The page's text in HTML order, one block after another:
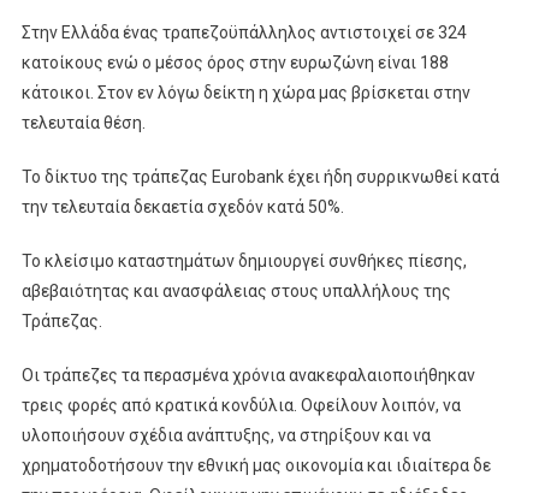
Στην Ελλάδα ένας τραπεζοϋπάλληλος αντιστοιχεί σε 324
κατοίκους ενώ ο μέσος όρος στην ευρωζώνη είναι 188
κάτοικοι. Στον εν λόγω δείκτη η χώρα μας βρίσκεται στην
τελευταία θέση.
Το δίκτυο της τράπεζας Eurobank έχει ήδη συρρικνωθεί κατά
την τελευταία δεκαετία σχεδόν κατά 50%.
Το κλείσιμο καταστημάτων δημιουργεί συνθήκες πίεσης,
αβεβαιότητας και ανασφάλειας στους υπαλλήλους της
Τράπεζας.
Οι τράπεζες τα περασμένα χρόνια ανακεφαλαιοποιήθηκαν
τρεις φορές από κρατικά κονδύλια. Οφείλουν λοιπόν, να
υλοποιήσουν σχέδια ανάπτυξης, να στηρίξουν και να
χρηματοδοτήσουν την εθνική μας οικονομία και ιδιαίτερα δε